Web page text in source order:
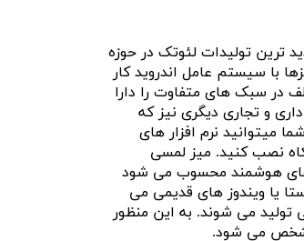
ترین تولیدات لئوتک در حوزه
با سیستم عامل اندروید کار
در سبک های متفاوت را دارا
و تجاری دیگری نیز که
میتوانید نرم افزار های
نصب کنید. میز لمسی
های هوشمند محسوب می شود
یا ویندوز های قدیمی می
می شوند. به این منظور
مشخص می شود.